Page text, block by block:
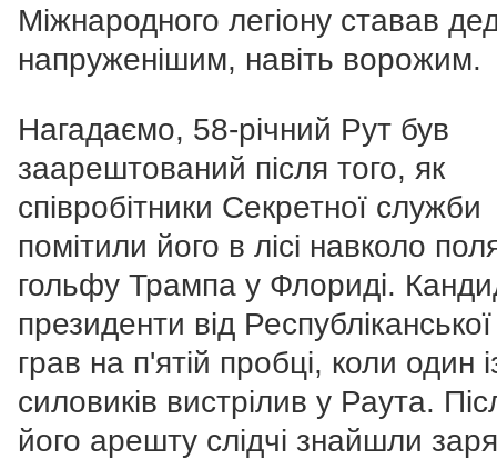
Міжнародного легіону ставав
напруженішим, навіть ворожим.
Нагадаємо, 58-річний Рут був
заарештований після того, як
співробітники Секретної служби
помітили його в лісі навколо
гольфу Трампа у Флориді.
президенти від Республіканської
грав на п'ятій пробці, коли один
силовиків вистрілив у Раута.
його арешту слідчі знайшли